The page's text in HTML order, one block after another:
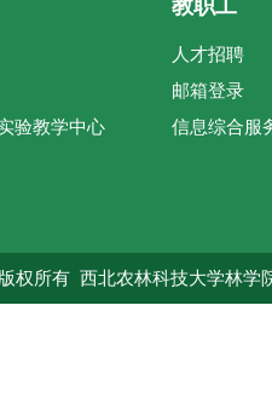
验教学中心
人才招聘
邮箱登录
信息综合服
权所有 西北农林科技大学林